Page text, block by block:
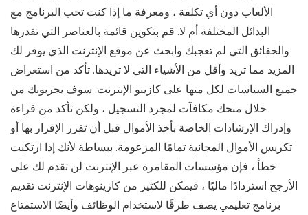
الألعاب دون أي تكلفة ، ومعرفة ما إذا كنت تحب البرنامج مع
البدائل المختلفة أم لا. قم بتكوين قائمة بالعناصر التي تقدرها
والحقائق التي لم تعجبك وابحث عن موقع الإنترنت الذي يوفر لك
المزيد مما تريد وأقل من الأشياء التي لا تريدها. تأكد من استعراض
جميع السياسات لكل منها على كازينو الإنترنت. سوف يجربونك من
خلال منحك مكافآت لمجرد التسجيل ، ولكن تأكد من قراءة
وإدراك الإرشادات الخاصة بأخذ الأموال قبل أن تقرر الإقرار بها أو
تكريس الأموال المجانية تمامًا المزعومة. ببساطة لأنك إذا ارتكبت
خطأ ، فإن مؤسسات المقامرة عبر الإنترنت لن تقدم لك على
الأرجح استردادًا ماليًا ، فيمكن للكثير من كازينوهات الإنترنت تقديم
برنامج تعليمي يصف طرقًا لاستخدام الوظائف وأيضًا الاستمتاع